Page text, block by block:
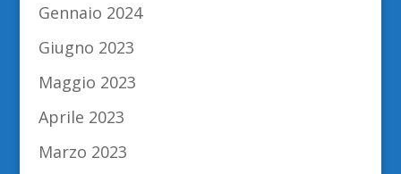
Gennaio 2024
Giugno 2023
Maggio 2023
Aprile 2023
Marzo 2023